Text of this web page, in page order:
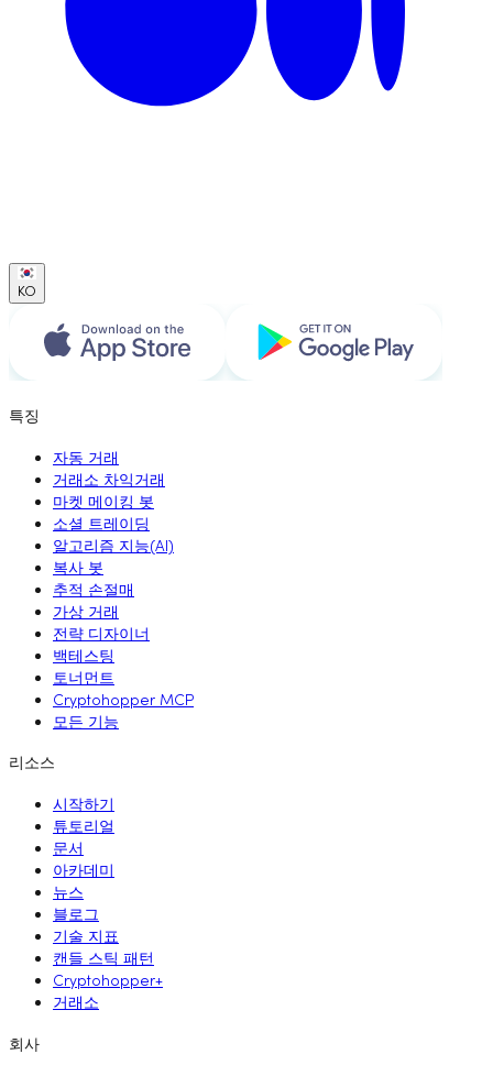
KO
특징
자동 거래
거래소 차익거래
마켓 메이킹 봇
소셜 트레이딩
알고리즘 지능(AI)
복사 봇
추적 손절매
가상 거래
전략 디자이너
백테스팅
토너먼트
Cryptohopper MCP
모든 기능
리소스
시작하기
튜토리얼
문서
아카데미
뉴스
블로그
기술 지표
캔들 스틱 패턴
Cryptohopper+
거래소
회사